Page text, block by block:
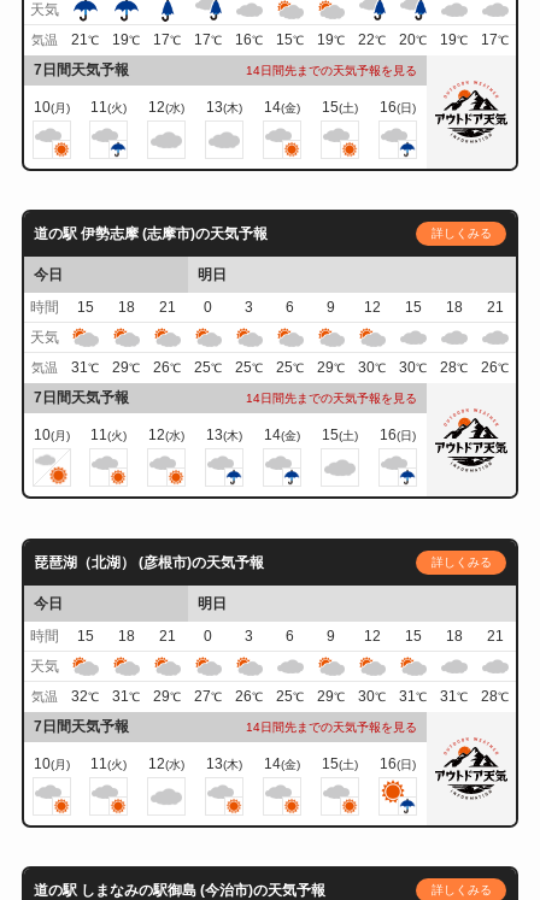
天気
気温 21℃ 19℃ 17℃ 17℃ 16℃ 15℃ 19℃ 22℃ 20℃ 19℃ 17℃
7日間天気予報 14日間先までの天気予報を見る
10(月) 11(火) 12(水) 13(木) 14(金) 15(土) 16(日)
道の駅 伊勢志摩 (志摩市)の天気予報 詳しくみる
今日
明日
時間
15 18 21 0 3 6 9 12 15 18
21
天気
気温 31℃ 29℃ 26℃ 25℃ 25℃ 25℃ 29℃ 30℃ 30℃ 28℃ 26℃
7日間天気予報 14日間先までの天気予報を見る
10(月) 11(火) 12(水) 13(木) 14(金) 15(土) 16(日)
琵琶湖（北湖） (彦根市)の天気予報 詳しくみる
今日
明日
時間
15 18 21 0 3 6 9 12 15 18
21
天気
気温 32℃ 31℃ 29℃ 27℃ 26℃ 25℃ 29℃ 30℃ 31℃ 31℃ 28℃
7日間天気予報 14日間先までの天気予報を見る
10(月) 11(火) 12(水) 13(木) 14(金) 15(土) 16(日)
道の駅 しまなみの駅御島 (今治市)の天気予報 詳しくみる